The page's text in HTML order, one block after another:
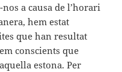
a causa de l’horari
hem estat
que han resultat
conscients que
estona. Per